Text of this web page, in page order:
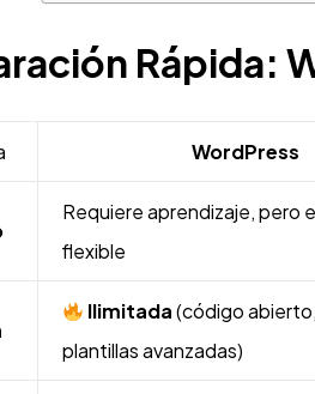
Rápida:
WordPress
Requiere aprendizaje, pero
flexible
Ilimitada(código
plantillas avanzadas)